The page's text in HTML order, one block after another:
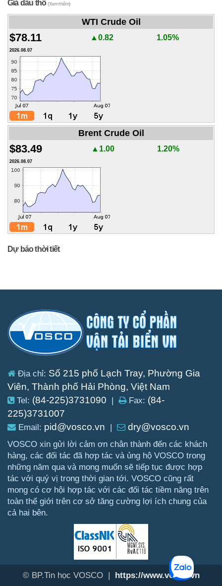
Giá dầu thô(Xem thêm)
WTI Crude Oil
$78.11 ▲0.82 1.05%
2026.08.07
Brent Crude Oil
$83.49 ▲1.00 1.20%
2026.08.07
Dự báo thời tiết
Địa chỉ: Số 215 phố Lạch Tray, Phường Gia
Viên, Thành phố Hải Phòng, Việt Nam
Tel: (84-225)3731090 | Fax: (84-
225)3731007
Email: pid@vosco.vn | dry@vosco.vn
VOSCO xin gửi lời cảm ơn chân thành đến các khách
hàng, các đối tác đã hợp tác và ủng hộ VOSCO trong
những năm qua và mong muốn sẽ tiếp tục được hợp
tác với quý vị trong thời gian tới. VOSCO cũng rất
mong có cơ hội hợp tác với các đối tác tiềm năng trên
toàn thế giới trên cơ sở tăng cường lợi ích chung của
cả hai bên.
© BP.Tin học VOSCO | https://www.vosco.vn